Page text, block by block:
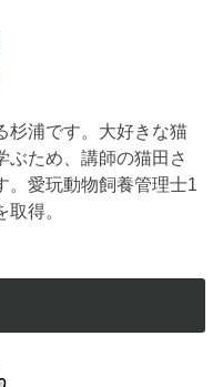
杉浦です。大好きな猫
ぶため、講師の猫田さ
。愛玩動物飼養管理士1
得。